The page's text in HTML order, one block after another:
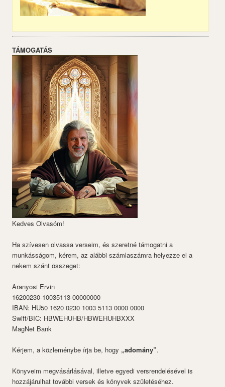
TÁMOGATÁS
Kedves Olvasóm!
Ha szívesen olvassa verseim, és szeretné támogatni a
munkásságom, kérem, az alábbi számlaszámra helyezze el a
nekem szánt összeget:
Aranyosi Ervin
16200230-10035113-00000000
IBAN: HU50 1620 0230 1003 5113 0000 0000
Swift/BIC: HBWEHUHB/HBWEHUHBXXX
MagNet Bank
Kérjem, a közleménybe írja be, hogy „adomány”.
Könyveim megvásárlásával, illetve egyedi versrendelésével is
hozzájárulhat további versek és könyvek születéséhez.